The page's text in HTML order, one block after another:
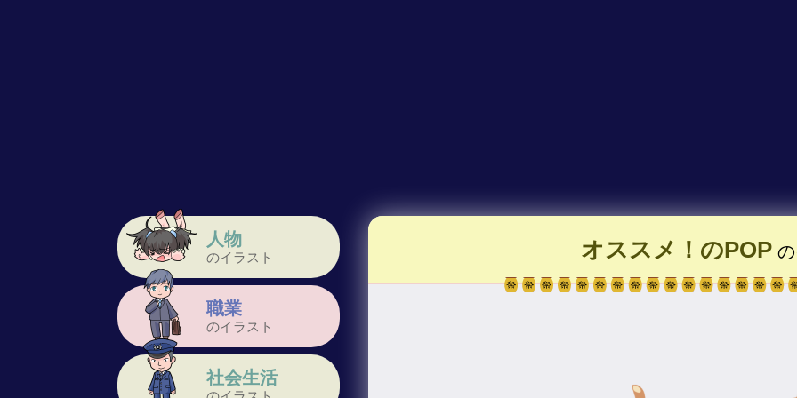
人物
のイラスト
職業
のイラスト
社会生活
オススメ！のPOPの